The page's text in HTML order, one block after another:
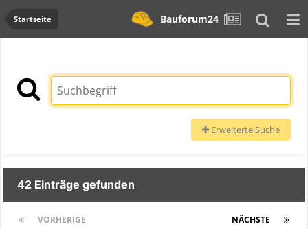
Startseite Bauforum24
Erweiterte Suche
42 Einträge gefunden
VORHERIGE NÄCHSTE